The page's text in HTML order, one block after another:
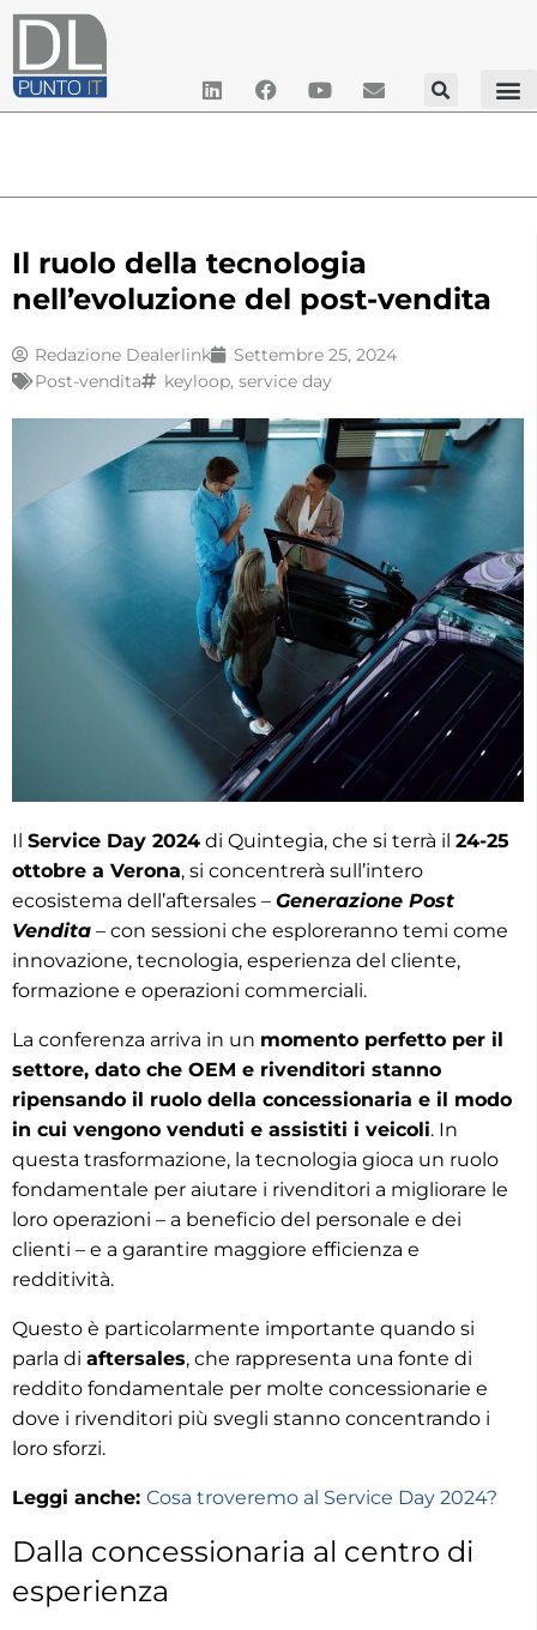
Il ruolo della tecnologia
nell’evoluzione del post-vendita
Redazione Dealerlink
Settembre 25, 2024
Post-vendita
keyloop, service day
Il Service Day 2024 di Quintegia, che si terrà il 24-25
ottobre a Verona, si concentrerà sull’intero
ecosistema dell’aftersales – Generazione Post
Vendita – con sessioni che esploreranno temi come
innovazione, tecnologia, esperienza del cliente,
formazione e operazioni commerciali.
La conferenza arriva in un momento perfetto per il
settore, dato che OEM e rivenditori stanno
ripensando il ruolo della concessionaria e il modo
in cui vengono venduti e assistiti i veicoli. In
questa trasformazione, la tecnologia gioca un ruolo
fondamentale per aiutare i rivenditori a migliorare le
loro operazioni – a beneficio del personale e dei
clienti – e a garantire maggiore efficienza e
redditività.
Questo è particolarmente importante quando si
parla di aftersales, che rappresenta una fonte di
reddito fondamentale per molte concessionarie e
dove i rivenditori più svegli stanno concentrando i
loro sforzi.
Leggi anche: Cosa troveremo al Service Day 2024?
Dalla concessionaria al centro di
esperienza